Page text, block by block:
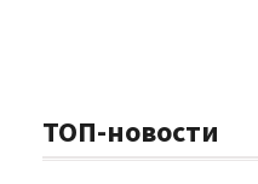
ТОП-новости